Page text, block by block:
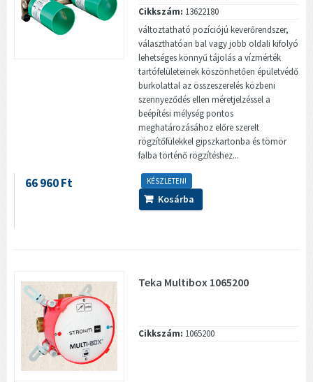
Cikkszám: 13622180
változtatható pozíciójú keverőrendszer,
választhatóan bal vagy jobb oldali kifolyó
lehetséges könnyű tájolás a vízmérték
tartófelületeinek köszönhetően épületvédő
burkolattal az összeszerelés közbeni
szennyeződés ellen méretjelzéssel a
beépítési mélység pontos
meghatározásához előre szerelt
rögzítőfülekkel gipszkartonba és tömör
falba történő rögzítéshez...
KÉSZLETEN!
66 960 Ft
Kosárba
Teka Multibox 1065200
Cikkszám: 1065200